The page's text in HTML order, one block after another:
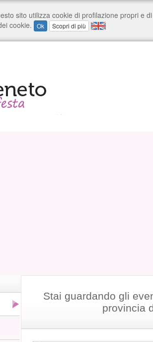
Stai guardando gli
provincia